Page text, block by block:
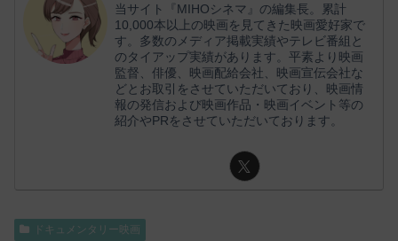
当サイト『MIHOシネマ』の編集長。累計
10,000本以上の映画を見てきた映画愛好家で
す。多数のメディア掲載実績やテレビ番組と
のタイアップ実績があります。平素より映画
監督、俳優、映画配給会社、映画宣伝会社な
どとお取引をさせていただいており、映画情
報の発信および映画作品・映画イベント等の
紹介やPRをさせていただいております。
ドキュメンタリー映画